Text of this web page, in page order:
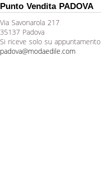
Punto Vendita PADOVA
Via Savonarola 217
35137 Padova
Si riceve solo su appuntamento
padova@modaedile.com